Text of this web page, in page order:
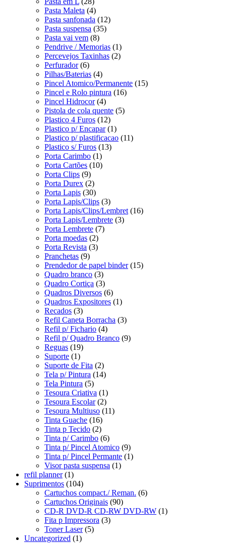
Pasta Maleta (4)
Pasta sanfonada (12)
Pasta suspensa (35)
Pasta vai vem (8)
Pendrive / Memorias (1)
Percevejos Taxinhas (2)
Perfurador (6)
Pilhas/Baterias (4)
Pincel Atomico/Permanente (15)
Pincel e Rolo pintura (16)
Pincel Hidrocor (4)
Pistola de cola quente (5)
Plastico 4 Furos (12)
Plastico p/ Encapar (1)
Plastico p/ plastificacao (11)
Plastico s/ Furos (13)
Porta Carimbo (1)
Porta Cartões (10)
Porta Clips (9)
Porta Durex (2)
Porta Lapis (30)
Porta Lapis/Clips (3)
Porta Lapis/Clips/Lembret (16)
Porta Lapis/Lembrete (3)
Porta Lembrete (7)
Porta moedas (2)
Porta Revista (3)
Pranchetas (9)
Prendedor de papel binder (15)
Quadro branco (3)
Quadro Cortiça (3)
Quadros Diversos (6)
Quadros Expositores (1)
Recados (3)
Refil Caneta Borracha (3)
Refil p/ Fichario (4)
Refil p/ Quadro Branco (9)
Reguas (19)
Suporte (1)
Suporte de Fita (2)
Tela p/ Pintura (14)
Tela Pintura (5)
Tesoura Criativa (1)
Tesoura Escolar (2)
Tesoura Multiuso (11)
Tinta Guache (16)
Tinta p Tecido (2)
Tinta p/ Carimbo (6)
Tinta p/ Pincel Atomico (9)
Tinta p/ Pincel Permante (1)
Visor pasta suspensa (1)
refil planner (1)
Suprimentos (104)
Cartuchos compact./ Reman. (6)
Cartuchos Originais (90)
CD-R DVD-R CD-RW DVD-RW (1)
Fita p Impressora (3)
Toner Laser (5)
Uncategorized (1)